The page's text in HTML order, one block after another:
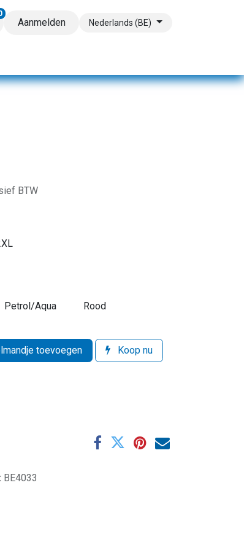
Aanmelden Nederlands (BE)
BTW
Petrol/Aqua Rood
toevoegen Koop nu
BE4033